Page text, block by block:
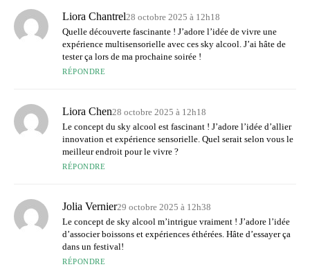
Liora Chantrel28 octobre 2025 à 12h18
Quelle découverte fascinante ! J’adore l’idée de vivre une
expérience multisensorielle avec ces sky alcool. J’ai hâte de
tester ça lors de ma prochaine soirée !
RÉPONDRE
Liora Chen28 octobre 2025 à 12h18
Le concept du sky alcool est fascinant ! J’adore l’idée d’allier
innovation et expérience sensorielle. Quel serait selon vous le
meilleur endroit pour le vivre ?
RÉPONDRE
Jolia Vernier29 octobre 2025 à 12h38
Le concept de sky alcool m’intrigue vraiment ! J’adore l’idée
d’associer boissons et expériences éthérées. Hâte d’essayer ça
dans un festival!
RÉPONDRE